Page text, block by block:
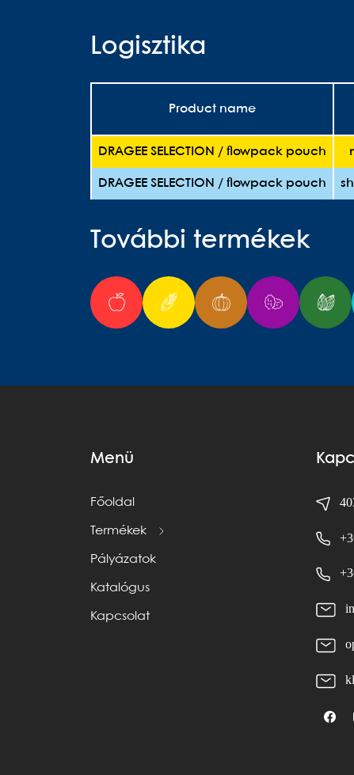
Logisztika
Product name
DRAGEE SELECTION / flowpack pouch
DRAGEE SELECTION / flowpack pouch
További termékek
Menü
Főoldal
Termékek
Pályázatok
Katalógus
Kapcsolat